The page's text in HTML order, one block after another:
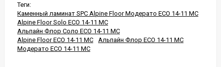
Теги:
Каменный ламинат SPC Alpine Floor Модерато ЕСО 14-11 MC
Alpine Floor Solo ЕСО 14-11 MC
Альпайн Флор Соло ЕСО 14-11 MC
Alpine Floor ЕСО 14-11 MC
Альпайн Флор ЕСО 14-11 MC
Модерато ЕСО 14-11 MC